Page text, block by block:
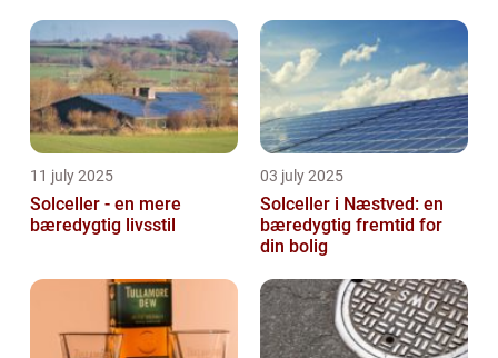
vedligeholdelse
11 july 2025
Solceller - en mere
bæredygtig livsstil
03 july 2025
Solceller i Næstved: en
bæredygtig fremtid for
din bolig